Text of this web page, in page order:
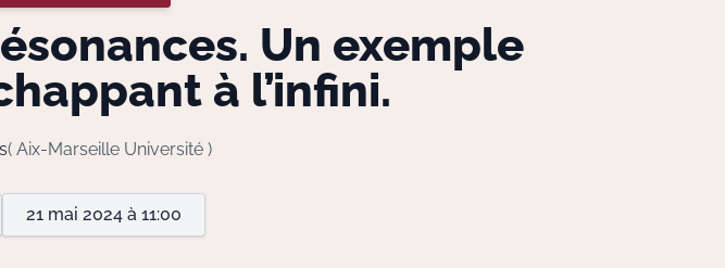
Un exemple
à l’infini.
( Aix-Marseille Université )
21 mai 2024 à 11:00